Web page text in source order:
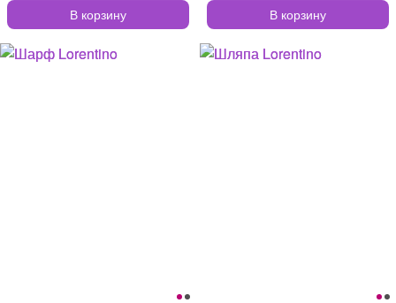
В корзину В корзину